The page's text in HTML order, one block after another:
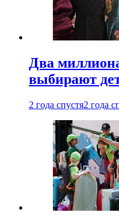
Два
выбирают
2 года спустя2 года